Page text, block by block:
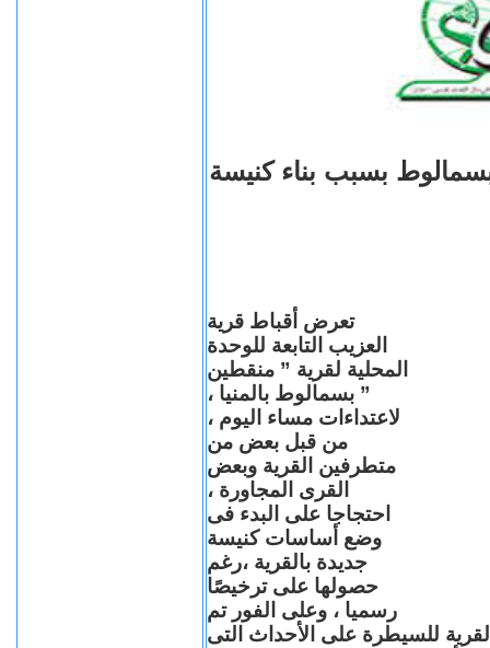
بسبب بناء كنيسة
تعرض أقباط قرية
العزيب التابعة للوحدة
المحلية لقرية ” منقطين
” بسمالوط بالمنيا ،
لاعتداءات مساء اليوم ،
من قبل بعض من
متطرفين القرية وبعض
القرى المجاورة ،
احتجاجا على البدء فى
وضع أساسات كنيسة
جديدة بالقرية ،رغم
حصولها على ترخيصًا
رسميا ، وعلى الفور تم
للسيطرة على الأحداث التى